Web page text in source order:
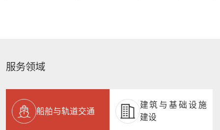
服务领域
船舶与轨道交通
建筑与基础设施
建设